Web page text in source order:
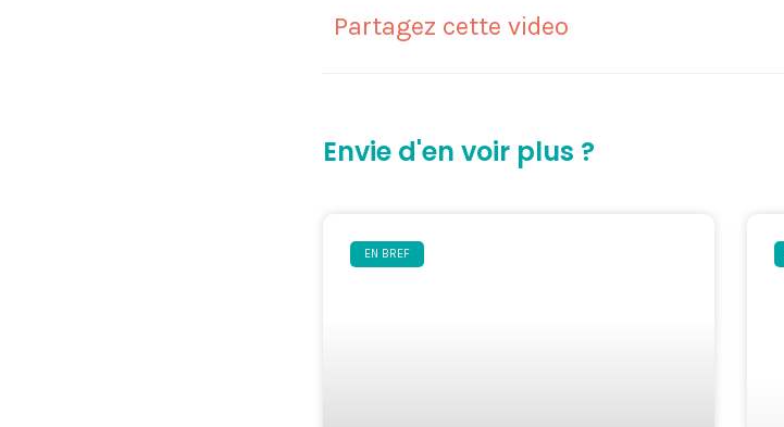
Partagez cette video
Envie d'en voir plus ?
EN BREF